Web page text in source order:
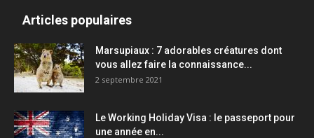
Articles populaires
Marsupiaux : 7 adorables créatures dont
vous allez faire la connaissance...
2 septembre 2021
Le Working Holiday Visa : le passeport pour
une année en...